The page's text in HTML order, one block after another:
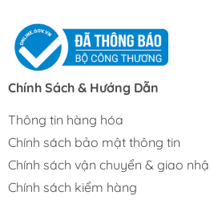
Chính Sách & Hướng Dẫn
Thông tin hàng hóa
Chính sách bảo mật thông tin
Chính sách vận chuyển & giao
Chính sách kiểm hàng